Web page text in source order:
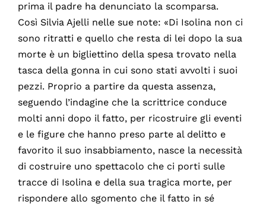
prima il padre ha denunciato la scomparsa.
Così Silvia Ajelli nelle sue note: «Di Isolina non ci
sono ritratti e quello che resta di lei dopo la sua
morte è un bigliettino della spesa trovato nella
tasca della gonna in cui sono stati avvolti i suoi
pezzi. Proprio a partire da questa assenza,
seguendo l’indagine che la scrittrice conduce
molti anni dopo il fatto, per ricostruire gli eventi
e le figure che hanno preso parte al delitto e
favorito il suo insabbiamento, nasce la necessità
di costruire uno spettacolo che ci porti sulle
tracce di Isolina e della sua tragica morte, per
rispondere allo sgomento che il fatto in sé